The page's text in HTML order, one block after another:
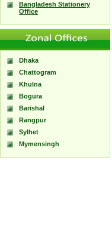
Bangladesh Stationery
Office
Dhaka
Chattogram
Khulna
Bogura
Barishal
Rangpur
Sylhet
Mymensingh